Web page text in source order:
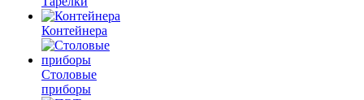
Контейнера
Столовые
приборы